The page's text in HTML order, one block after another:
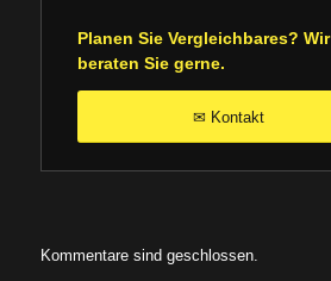
Planen Sie Vergleichbares? Wir
beraten Sie gerne.
✉ Kontakt
Kommentare sind geschlossen.